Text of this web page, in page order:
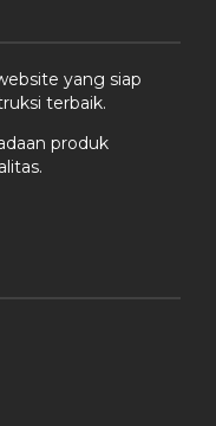
yang siap
terbaik.
produk